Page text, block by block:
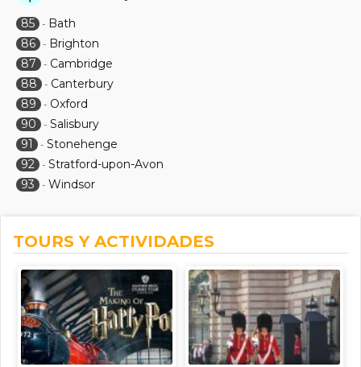
85 - Bath
86 - Brighton
87
- Cambridge
88
- Canterbury
89
- Oxford
90
- Salisbury
91
- Stonehenge
92 - Stratford-upon-Avon
93
- Windsor
TOURS Y ACTIVIDADES